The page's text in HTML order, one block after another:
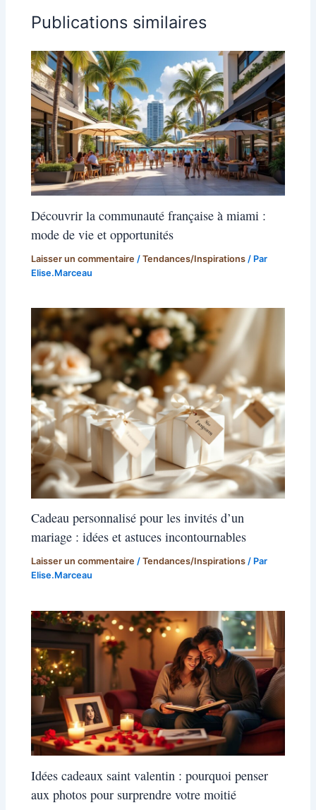
Publications similaires
Découvrir la communauté française à miami :
mode de vie et opportunités
Laisser un commentaire /Tendances/Inspirations / Par
Elise.Marceau
Cadeau personnalisé pour les invités d’un
mariage : idées et astuces incontournables
Laisser un commentaire /Tendances/Inspirations / Par
Elise.Marceau
Idées cadeaux saint valentin : pourquoi penser
aux photos pour surprendre votre moitié